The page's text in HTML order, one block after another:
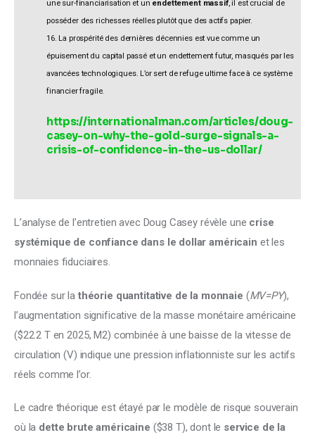
une sur-financiarisation et un endettement massif, il est crucial de
posséder des richesses réelles plutôt que des actifs papier.
16. La prospérité des dernières décennies est vue comme un
épuisement du capital passé et un endettement futur, masqués par les
avancées technologiques. L’or sert de refuge ultime face à ce système
financier fragile.
https://internationalman.com/articles/doug-
casey-on-why-the-gold-surge-signals-a-
crisis-of-confidence-in-the-us-dollar/
L’analyse de l’entretien avec Doug Casey révèle une crise
systémique de confiance dans le dollar américain et les
monnaies fiduciaires.
Fondée sur la théorie quantitative de la monnaie (MV=PY),
l’augmentation significative de la masse monétaire américaine
($22.2 T en 2025, M2) combinée à une baisse de la vitesse de
circulation (V) indique une pression inflationniste sur les actifs
réels comme l’or.
Le cadre théorique est étayé par le modèle de risque souverain
où la dette brute américaine ($38 T), dont le service de la